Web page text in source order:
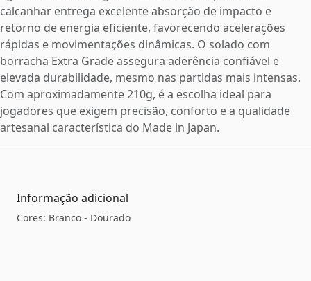
calcanhar entrega excelente absorção de impacto e
retorno de energia eficiente, favorecendo acelerações
rápidas e movimentações dinâmicas. O solado com
borracha Extra Grade assegura aderência confiável e
elevada durabilidade, mesmo nas partidas mais intensas.
Com aproximadamente 210g, é a escolha ideal para
jogadores que exigem precisão, conforto e a qualidade
artesanal característica do Made in Japan.
Informação adicional
Cores: Branco - Dourado